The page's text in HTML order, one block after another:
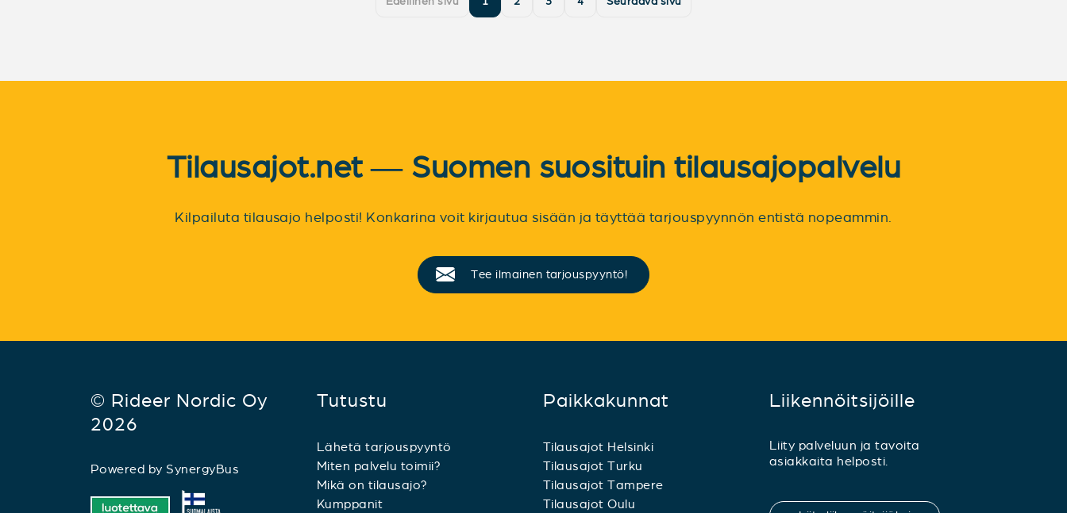
Tilausajot.net — Suomen suosituin tilausajopalvelu
Kilpailuta tilausajo helposti! Konkarina voit kirjautua sisään ja täyttää tarjouspyynnön entistä nopeammin.
Tee ilmainen tarjouspyyntö!
© Rideer Nordic Oy
2026
Powered by SynergyBus
Tutustu
Lähetä tarjouspyyntö
Miten palvelu toimii?
Mikä on tilausajo?
Kumppanit
Paikkakunnat
Tilausajot Helsinki
Tilausajot Turku
Tilausajot Tampere
Tilausajot Oulu
Liikennöitsijöille
Liity palveluun ja tavoita
asiakkaita helposti.